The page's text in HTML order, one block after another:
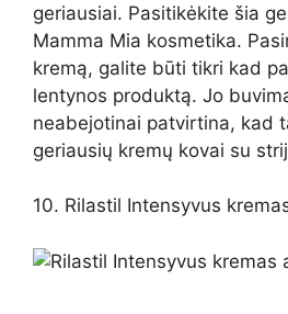
geriausiai. Pasitikėkite šia
Mamma Mia kosmetika.
kremą, galite būti tikri kad
lentynos produktą. Jo
neabejotinai patvirtina, kad
geriausių kremų kovai su
10. Rilastil Intensyvus